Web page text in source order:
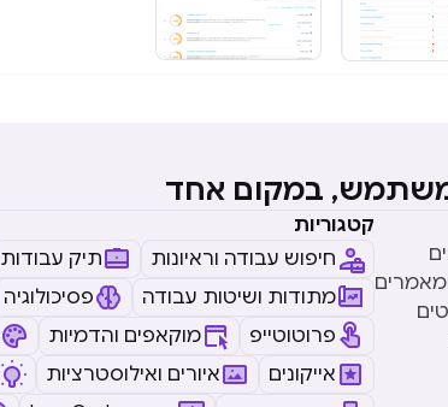
משתמש, במקום אחד
קטגוריות
חיפוש עבודה וראיונות
תיק עבודות
מתודות ושיטות עבודה
פסיכולוגיה
פרוטוטייפ
מוקאפים והדמיות
אייקונים
איורים ואילוסטרציות